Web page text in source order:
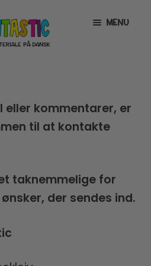
MENU
eller kommentarer, er
til at kontakte
taknemmelige for
der sendes ind.